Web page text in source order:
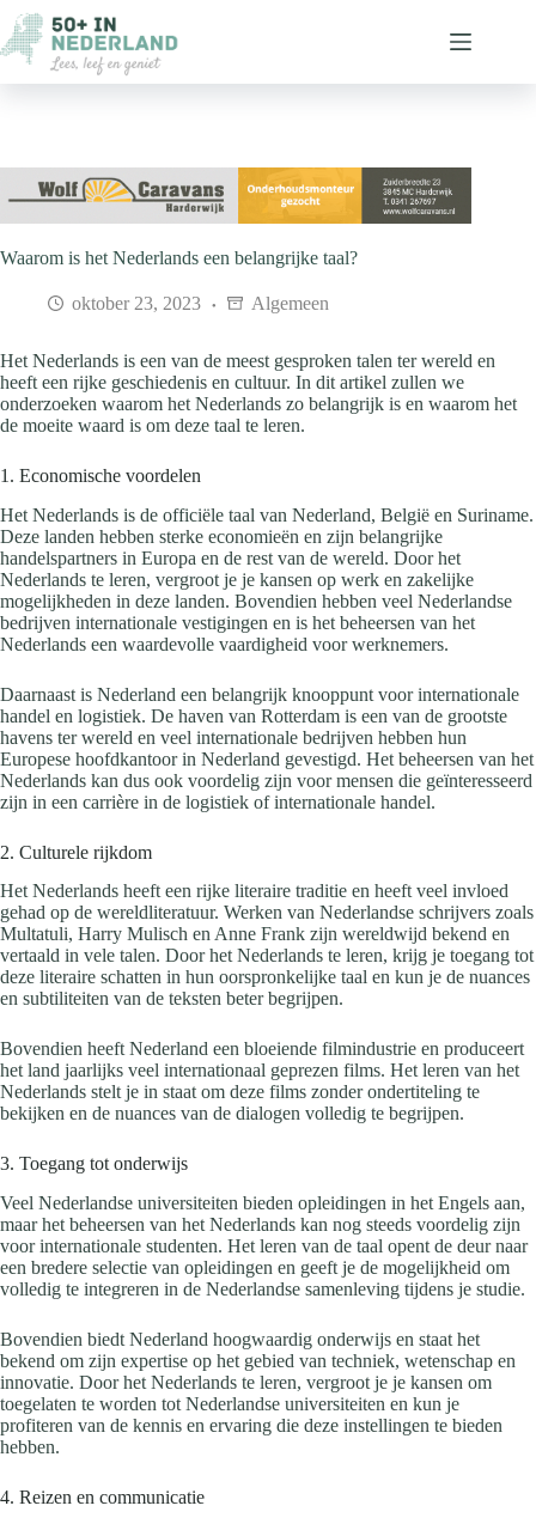
naar
de
inhoud
Waarom is het Nederlands een belangrijke taal?
oktober 23, 2023 Algemeen
Het Nederlands is een van de meest gesproken talen ter wereld en
heeft een rijke geschiedenis en cultuur. In dit artikel zullen we
onderzoeken waarom het Nederlands zo belangrijk is en waarom het
de moeite waard is om deze taal te leren.
1. Economische voordelen
Het Nederlands is de officiële taal van Nederland, België en Suriname.
Deze landen hebben sterke economieën en zijn belangrijke
handelspartners in Europa en de rest van de wereld. Door het
Nederlands te leren, vergroot je je kansen op werk en zakelijke
mogelijkheden in deze landen. Bovendien hebben veel Nederlandse
bedrijven internationale vestigingen en is het beheersen van het
Nederlands een waardevolle vaardigheid voor werknemers.
Daarnaast is Nederland een belangrijk knooppunt voor internationale
handel en logistiek. De haven van Rotterdam is een van de grootste
havens ter wereld en veel internationale bedrijven hebben hun
Europese hoofdkantoor in Nederland gevestigd. Het beheersen van het
Nederlands kan dus ook voordelig zijn voor mensen die geïnteresseerd
zijn in een carrière in de logistiek of internationale handel.
2. Culturele rijkdom
Het Nederlands heeft een rijke literaire traditie en heeft veel invloed
gehad op de wereldliteratuur. Werken van Nederlandse schrijvers zoals
Multatuli, Harry Mulisch en Anne Frank zijn wereldwijd bekend en
vertaald in vele talen. Door het Nederlands te leren, krijg je toegang tot
deze literaire schatten in hun oorspronkelijke taal en kun je de nuances
en subtiliteiten van de teksten beter begrijpen.
Bovendien heeft Nederland een bloeiende filmindustrie en produceert
het land jaarlijks veel internationaal geprezen films. Het leren van het
Nederlands stelt je in staat om deze films zonder ondertiteling te
bekijken en de nuances van de dialogen volledig te begrijpen.
3. Toegang tot onderwijs
Veel Nederlandse universiteiten bieden opleidingen in het Engels aan,
maar het beheersen van het Nederlands kan nog steeds voordelig zijn
voor internationale studenten. Het leren van de taal opent de deur naar
een bredere selectie van opleidingen en geeft je de mogelijkheid om
volledig te integreren in de Nederlandse samenleving tijdens je studie.
Bovendien biedt Nederland hoogwaardig onderwijs en staat het
bekend om zijn expertise op het gebied van techniek, wetenschap en
innovatie. Door het Nederlands te leren, vergroot je je kansen om
toegelaten te worden tot Nederlandse universiteiten en kun je
profiteren van de kennis en ervaring die deze instellingen te bieden
hebben.
4. Reizen en communicatie